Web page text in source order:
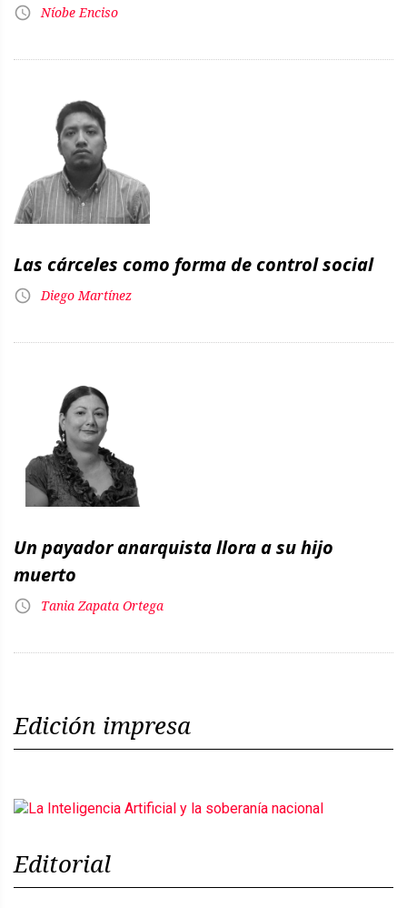
Níobe Enciso
Las cárceles como forma de control social
Diego Martínez
Un payador anarquista llora a su hijo
muerto
Tania Zapata Ortega
Edición impresa
Editorial